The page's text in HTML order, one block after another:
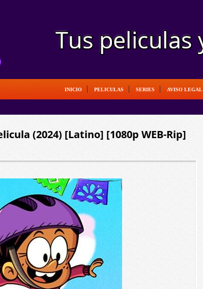
INICIO PELICULAS SERIES AVISO LEGAL
(2024) [Latino] [1080p WEB-Rip]